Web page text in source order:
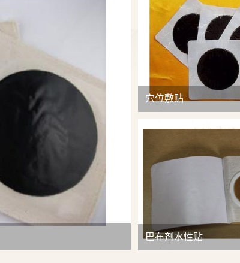
穴位敷贴
巴布剂水性贴
查看详情